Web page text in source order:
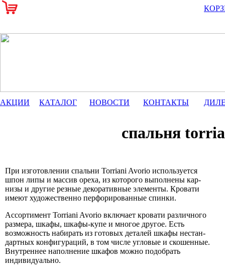
АКЦИИ КАТАЛОГ НОВОСТИ КОНТАКТЫ
спальня
При изготов­лении спальни Torriani Avorio исполь­зуется
шпон ли­пы и массив ореха, из кото­рого выпол­нены кар­
низы и другие рез­ные декора­тивные эле­менты. Кро­вати
имеют художес­твенно перфори­рованные спинки.
Ассортимент Torriani Avorio включает кро­вати различ­ного
раз­мера, шкафы, шкафы-купе и мно­гое другое. Есть
возмож­ность наби­рать из готовых дета­лей шкафы нестан­
дартных конфи­гураций, в том числе угло­вые и скошен­ные.
Внутрен­нее напол­нение шка­фов можно подо­брать
индивиду­ально.